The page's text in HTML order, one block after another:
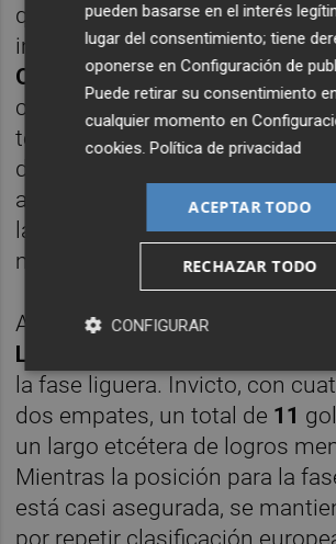
que acumula algunos empates
impredecibles, como el más
Oviedo, el colista, o aquellos
consecutivos ante elValencia
todos ellos equipos que luchan
de los puestos de descenso.
alguna que otra derrota muy
las que tuvo contra elFC
más reciente ante elReal
Aunque la cosa es distinta en
League
la fase liguera. Invicto, con
dos empates, un total de 11
un largo etcétera de logros
Mientras la posición para la
está casi asegurada, se
por repetir clasificación
pueden basarse en el interés
lugar del consentimiento; tiene
oponerse enConfiguración de
Puede retirar su consentimiento
cualquier momento en
cookies.Política de privacidad
ACEPTAR TODO
RECHAZAR TODO
CONFIGURAR